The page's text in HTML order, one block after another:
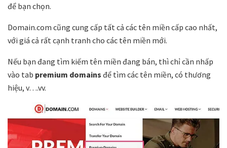
để bạn chọn.
Domain.com cũng cung cấp tất cả các tên miền cấp cao nhất,
với giá cả rất cạnh tranh cho các tên miền mới.
Nếu bạn đang tìm kiếm tên miền đang bán, thì chỉ cần nhấp
vào tab premium domains để tìm các tên miền, có thương
hiệu, v….vv.